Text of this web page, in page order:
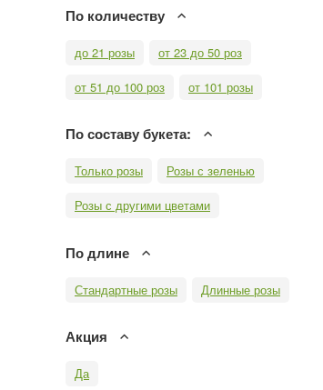
По количеству
до 21 розы
от 23 до 50 роз
от 51 до 100 роз
от 101 розы
По составу букета:
Только розы
Розы с зеленью
Розы с другими цветами
По длине
Стандартные розы Длинные розы
Акция
Да